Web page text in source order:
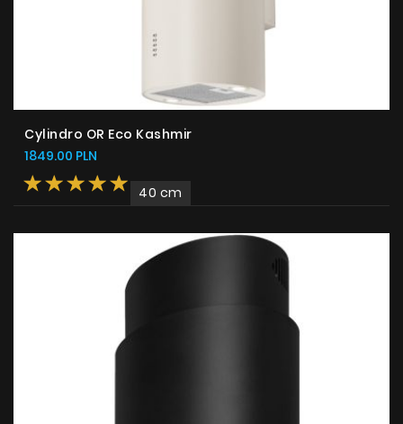
Cylindro OR Eco Kashmir
1849.00 PLN
40 cm